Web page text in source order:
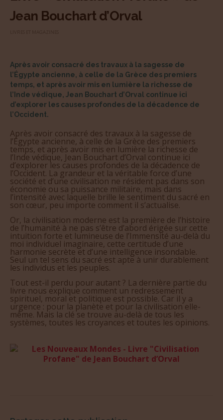
Jean Bouchart d’Orval
Après avoir consacré des travaux à la sagesse de
l’Égypte ancienne, à celle de la Grèce des premiers
temps, et après avoir mis en lumière la richesse de
l’Inde védique, Jean Bouchart d’Orval continue ici
d’explorer les causes profondes de la décadence de
l’Occident.
Après avoir consacré des travaux à la sagesse de
l’Égypte ancienne, à celle de la Grèce des premiers
temps, et après avoir mis en lumière la richesse de
l’Inde védique, Jean Bouchart d’Orval continue ici
d’explorer les causes profondes de la décadence de
l’Occident. La grandeur et la véritable force d’une
société et d’une civilisation ne résident pas dans son
économie ou sa puissance militaire, mais dans
l’intensité avec laquelle brille le sentiment du sacré en
son cœur, peu importe comment il s’actualise.
Or, la civilisation moderne est la première de l’histoire
de l’humanité à ne pas s’être d’abord érigée sur cette
intuition forte et lumineuse de l’Immensité au-delà du
moi individuel imaginaire, cette certitude d’une
harmonie secrète et d’une intelligence insondable.
Seul un tel sens du sacré est apte à unir durablement
les individus et les peuples.
Tout est-il perdu pour autant ? La dernière partie du
livre nous explique comment un redressement
spirituel, moral et politique est possible. Car il y a
urgence : pour la planète et pour la civilisation elle-
même. Mais la clé se trouve au-delà de tous les
systèmes, toutes les croyances et toutes les opinions.